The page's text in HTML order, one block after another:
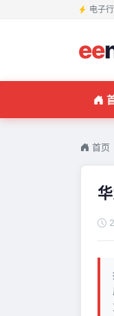
电子
ee
首页